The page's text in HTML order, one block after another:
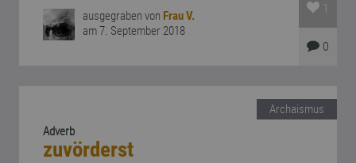
ausgegraben von Frau V.
am 7. September 2018
1
0
Archaismus
Adverb
zuvörderst